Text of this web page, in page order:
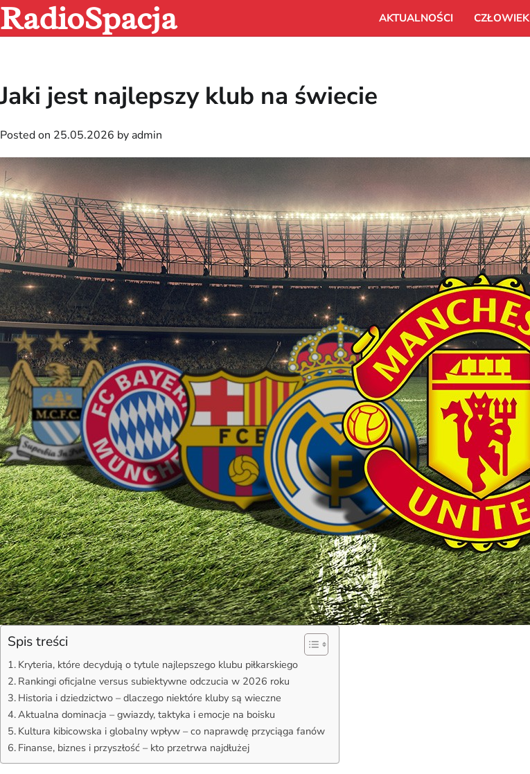
Skip
to
content
RadioSpacja AKTUALNOŚCI CZŁOWIEK
Jaki jest najlepszy klub na świecie
Posted on 25.05.2026 by admin
Spis treści
Kryteria, które decydują o tytule najlepszego klubu piłkarskiego
Rankingi oficjalne versus subiektywne odczucia w 2026 roku
Historia i dziedzictwo – dlaczego niektóre kluby są wieczne
Aktualna dominacja – gwiazdy, taktyka i emocje na boisku
Kultura kibicowska i globalny wpływ – co naprawdę przyciąga fanów
Finanse, biznes i przyszłość – kto przetrwa najdłużej